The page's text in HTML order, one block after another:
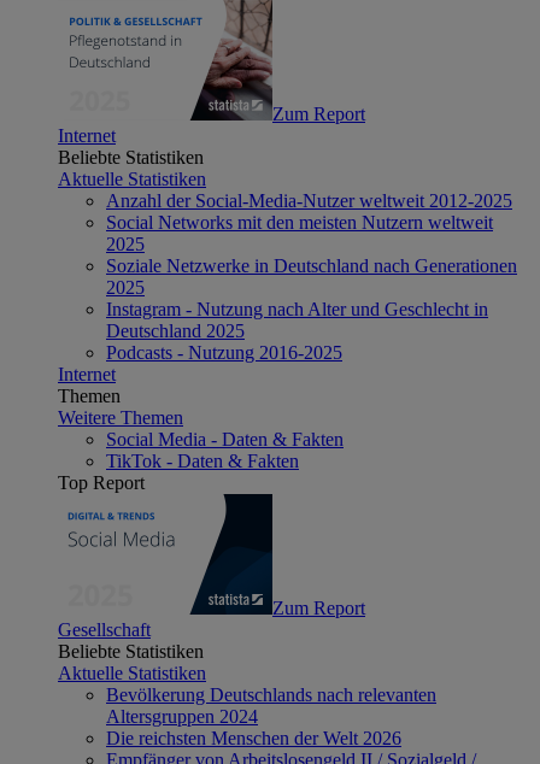
Zum Report
Internet
Beliebte Statistiken
Aktuelle Statistiken
Anzahl der Social-Media-Nutzer weltweit 2012-2025
Social Networks mit den meisten Nutzern weltweit
2025
Soziale Netzwerke in Deutschland nach Generationen
2025
Instagram - Nutzung nach Alter und Geschlecht in
Deutschland 2025
Podcasts - Nutzung 2016-2025
Internet
Themen
Weitere Themen
Social Media - Daten & Fakten
TikTok - Daten & Fakten
Top Report
Zum Report
Gesellschaft
Beliebte Statistiken
Aktuelle Statistiken
Bevölkerung Deutschlands nach relevanten
Altersgruppen 2024
Die reichsten Menschen der Welt 2026
Empfänger von Arbeitslosengeld II / Sozialgeld /